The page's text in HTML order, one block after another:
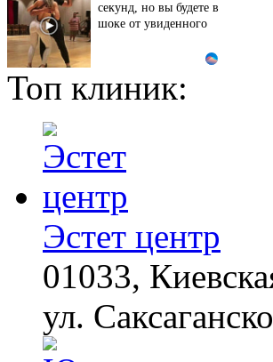
секунд, но вы будете в
шоке от увиденного
Ногти будут чистыми!
Домашний метод
Королева вагона
отожгла! Видео не
оставит равнодушным
Ржу не переставая, это
видео пересмотришь
Топ клиник:
Эстет центр
01033,
ул.